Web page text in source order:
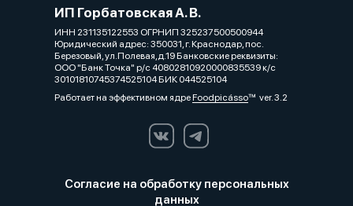
ИП Горбатовская А. В.
ИНН 231135122553 ОГРНИП 325237500500944
Юридический адрес: 350031, г. Краснодар, пос.
Березовый, ул.Полевая,д.19 Банковские реквизиты:
ООО "Банк Точка" р/с 40802810920000835539 к/с
30101810745374525104 БИК 044525104
Работает на эффективном ядреFoodpicássover. 3.2
Согласие на обработку персональных
данных